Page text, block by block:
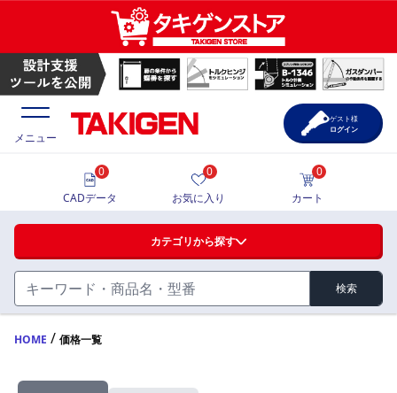
ハンドル・取手・つまみ・周辺機器
FA・A
FB・B
価格一覧
製品カタログ
サポート・お問合せ
メニュー
カテゴリから探す
検索
0
CADデータ
0
お気に入り
0
カート
ゲスト様
ログイン
HOME / 価格一覧